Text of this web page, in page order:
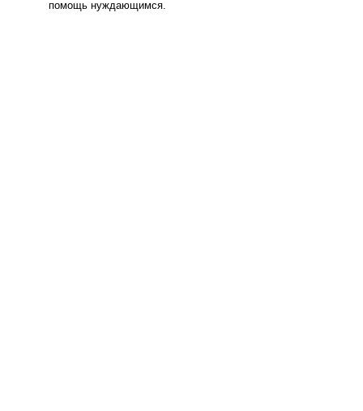
помощь нуждающимся.